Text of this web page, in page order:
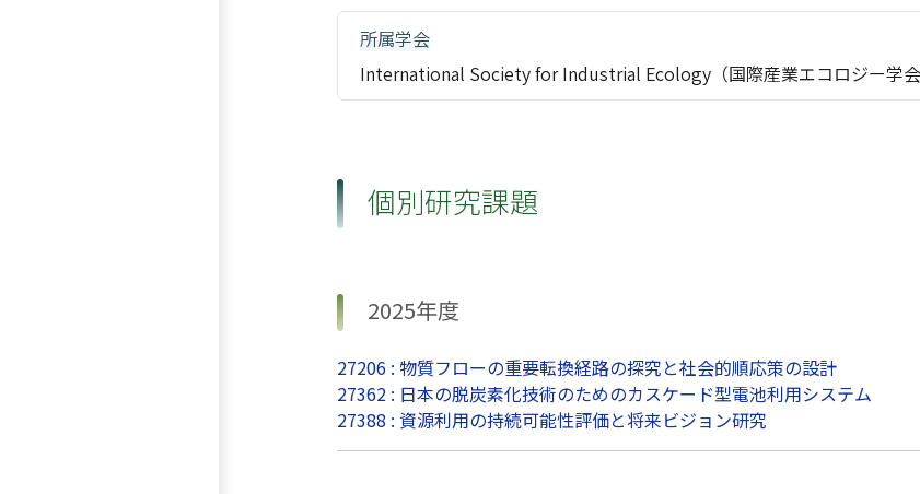
所属学会
International Society for Industrial Ecology（国際産業エコロジー学会
個別研究課題
2025年度
27206 : 物質フローの重要転換経路の探究と社会的順応策の設計
27362 : 日本の脱炭素化技術のためのカスケード型電池利用システム
27388 : 資源利用の持続可能性評価と将来ビジョン研究